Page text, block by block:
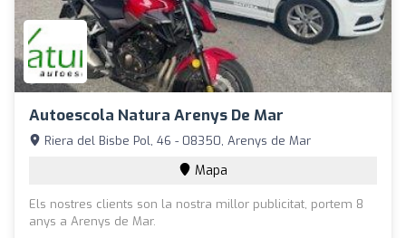
Autoescola Natura Arenys De Mar
Riera del Bisbe Pol, 46 - 08350, Arenys de Mar
Mapa
Els nostres clients son la nostra millor publicitat, portem 8
anys a Arenys de Mar.